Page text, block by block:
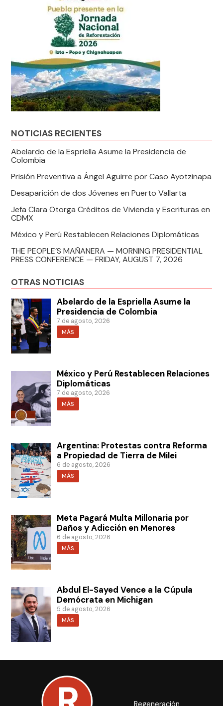
NOTICIAS RECIENTES
Abelardo de la Espriella Asume la Presidencia de
Colombia
Prisión Preventiva a Ángel Aguirre por Caso Ayotzinapa
Desaparición de dos Jóvenes en Puerto Vallarta
Jefa Clara Otorga Créditos de Vivienda y Escrituras en
CDMX
México y Perú Restablecen Relaciones Diplomáticas
THE PEOPLE’S MAÑANERA — MORNING PRESIDENTIAL
PRESS CONFERENCE — FRIDAY, AUGUST 7, 2026
OTRAS NOTICIAS
Abelardo de la Espriella Asume la
Presidencia de Colombia
7 de agosto, 2026
MÁS
México y Perú Restablecen Relaciones
Diplomáticas
7 de agosto, 2026
MÁS
Argentina: Protestas contra Reforma
a Propiedad de Tierra de Milei
6 de agosto, 2026
MÁS
Meta Pagará Multa Millonaria por
Daños y Adicción en Menores
6 de agosto, 2026
MÁS
Abdul El-Sayed Vence a la Cúpula
Demócrata en Michigan
5 de agosto, 2026
MÁS